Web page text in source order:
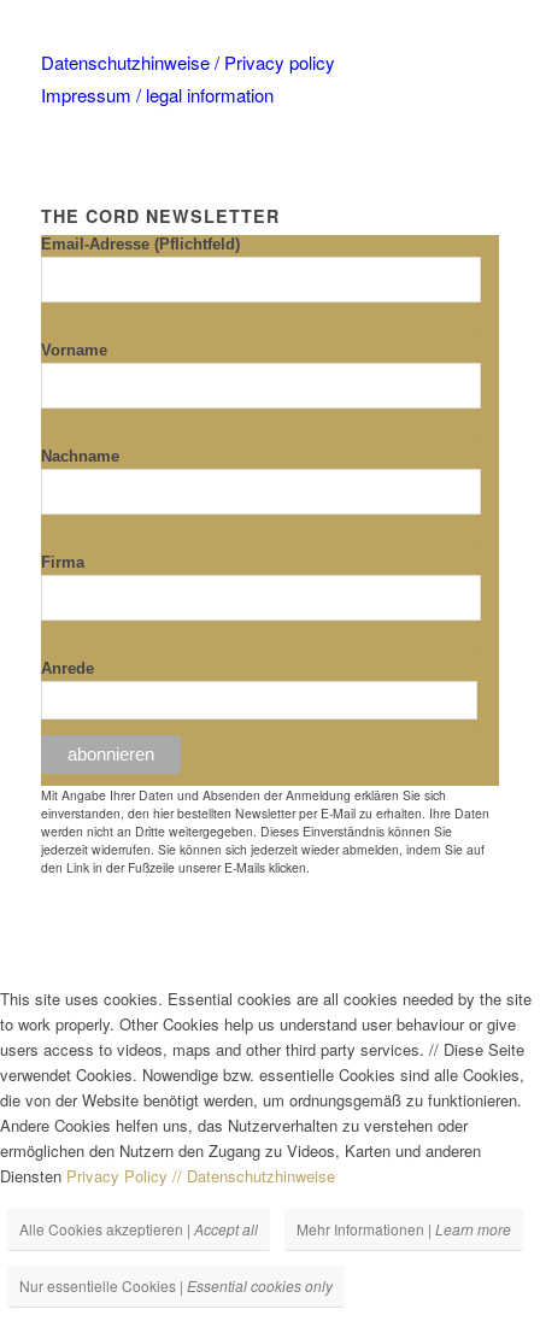
Datenschutzhinweise / Privacy policy
Impressum / legal information
THE CORD NEWSLETTER
Email-Adresse (Pflichtfeld)
Vorname
Nachname
Firma
Anrede
Mit Angabe Ihrer Daten und Absenden der Anmeldung erklären Sie sich
einverstanden, den hier bestellten Newsletter per E-Mail zu erhalten. Ihre Daten
werden nicht an Dritte weitergegeben. Dieses Einverständnis können Sie
jederzeit widerrufen. Sie können sich jederzeit wieder abmelden, indem Sie auf
den Link in der Fußzeile unserer E-Mails klicken.
This site uses cookies. Essential cookies are all cookies needed by the site
to work properly. Other Cookies help us understand user behaviour or give
users access to videos, maps and other third party services. // Diese Seite
verwendet Cookies. Nowendige bzw. essentielle Cookies sind alle Cookies,
die von der Website benötigt werden, um ordnungsgemäß zu funktionieren.
Andere Cookies helfen uns, das Nutzerverhalten zu verstehen oder
ermöglichen den Nutzern den Zugang zu Videos, Karten und anderen
Diensten Privacy Policy // Datenschutzhinweise
Alle Cookies akzeptieren | Accept all Mehr Informationen | Learn more
Nur essentielle Cookies | Essential cookies only